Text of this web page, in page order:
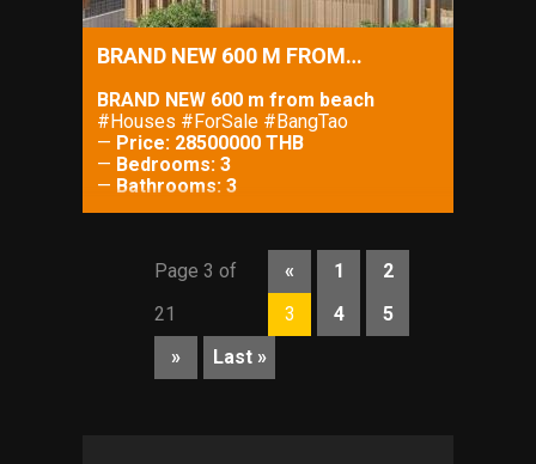
BRAND NEW 600 M FROM…
BRAND NEW 600 m from beach
#Houses #ForSale #BangTao
— Price: 28500000 THB
— Bedrooms: 3
— Bathrooms: 3
—Property Size: 280 m²
Page 3 of
21
« 1
2
3
4
5
»
Last »